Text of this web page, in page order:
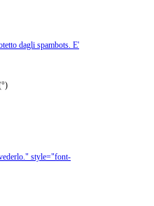
dagli spambots. E'
" style="font-